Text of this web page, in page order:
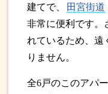
建てで、
田宮街道
非常に便利です。
れているため、遠
りません。
全6戸のこのアパ